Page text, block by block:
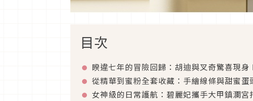
目次
睽違七年的冒險回歸：胡迪與叉奇驚喜現身
從精華到蜜粉全套收藏：手繪線條與甜蜜蛋
女神級的日常護航：碧麗妃攜手大甲鎮瀾宮